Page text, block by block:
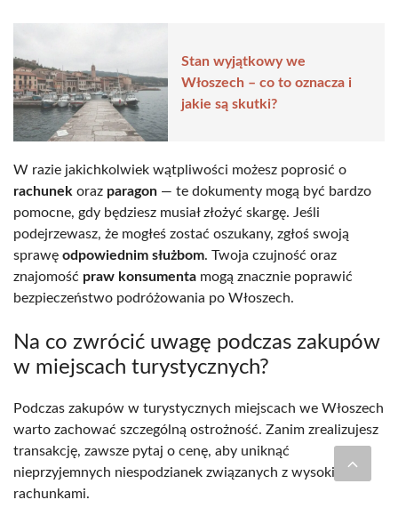
Stan wyjątkowy we
Włoszech – co to oznacza i
jakie są skutki?
W razie jakichkolwiek wątpliwości możesz poprosić o
rachunek oraz paragon — te dokumenty mogą być bardzo
pomocne, gdy będziesz musiał złożyć skargę. Jeśli
podejrzewasz, że mogłeś zostać oszukany, zgłoś swoją
sprawę odpowiednim służbom. Twoja czujność oraz
znajomość praw konsumenta mogą znacznie poprawić
bezpieczeństwo podróżowania po Włoszech.
Na co zwrócić uwagę podczas zakupów
w miejscach turystycznych?
Podczas zakupów w turystycznych miejscach we Włoszech
warto zachować szczególną ostrożność. Zanim zrealizujesz
transakcję, zawsze pytaj o cenę, aby uniknąć
nieprzyjemnych niespodzianek związanych z wysokimi
rachunkami.